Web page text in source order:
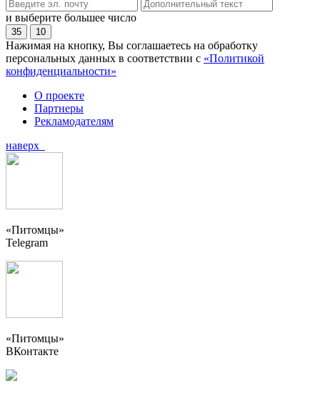
и выберите большее число
35 10
Нажимая на кнопку, Вы соглашаетесь на обработку
персональных данных в соответствии с «Политикой
конфиденциальности»
О проекте
Партнеры
Рекламодателям
наверх
«Питомцы»
Telegram
«Питомцы»
ВКонтакте